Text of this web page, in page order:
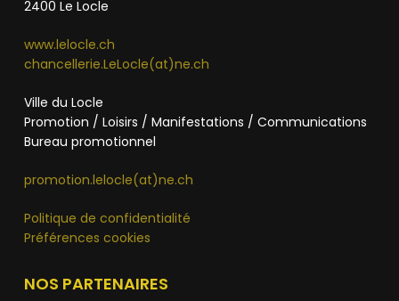
2400 Le Locle
www.lelocle.ch
chancellerie.LeLocle(at)ne.ch
Ville du Locle
Promotion / Loisirs / Manifestations / Communications
Bureau promotionnel
promotion.lelocle(at)ne.ch
Politique de confidentialité
Préférences cookies
NOS PARTENAIRES